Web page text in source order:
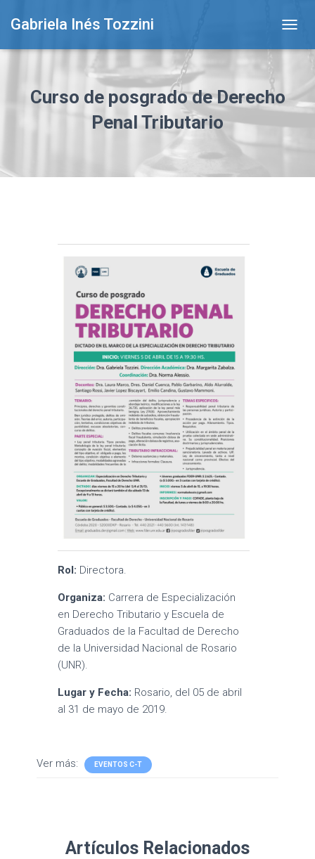
Gabriela Inés Tozzini
O
A
Curso de posgrado de Derecho
Penal Tributario
Rol: Directora.
Organiza: Carrera de Especialización
en Derecho Tributario y Escuela de
Graduados de la Facultad de Derecho
de la Universidad Nacional de Rosario
(UNR).
Lugar y Fecha: Rosario, del 05 de abril
al 31 de mayo de 2019.
Ver más: EVENTOS C-T
Artículos Relacionados